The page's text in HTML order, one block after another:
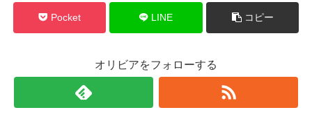
Pocket LINE コピー
オリビアをフォローする